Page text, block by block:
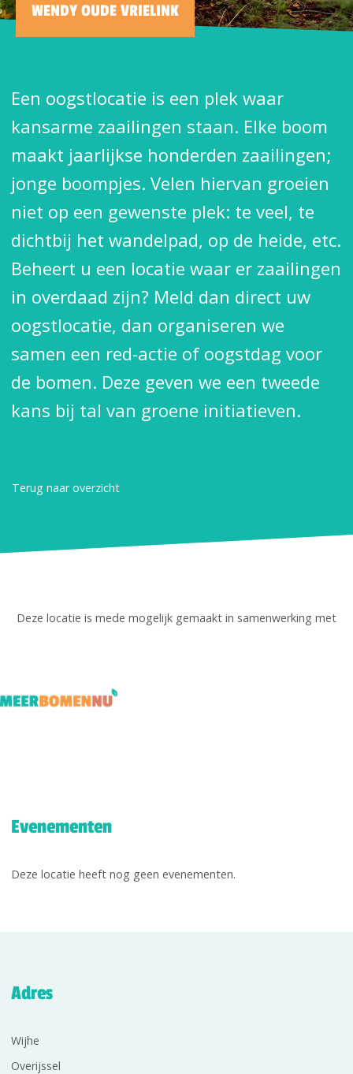
WENDY OUDE VRIELINK
Een oogstlocatie is een plek waar
kansarme zaailingen staan. Elke boom
maakt jaarlijkse honderden zaailingen;
jonge boompjes. Velen hiervan groeien
niet op een gewenste plek: te veel, te
dichtbij het wandelpad, op de heide, etc.
Beheert u een locatie waar er zaailingen
in overdaad zijn? Meld dan direct uw
oogstlocatie, dan organiseren we
samen een red-actie of oogstdag voor
de bomen. Deze geven we een tweede
kans bij tal van groene initiatieven.
Terug naar overzicht
Deze locatie is mede mogelijk gemaakt in samenwerking met
Evenementen
Deze locatie heeft nog geen evenementen.
Adres
Wijhe
Overijssel